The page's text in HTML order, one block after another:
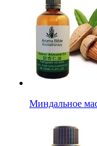
Миндальное